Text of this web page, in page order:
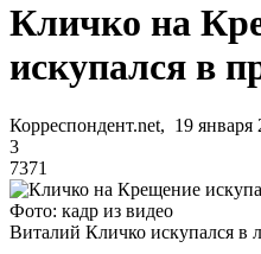
Кличко на
искупался в
Корреспондент.net, 19 января
3
7371
Фото: кадр из видео
Виталий Кличко искупался в